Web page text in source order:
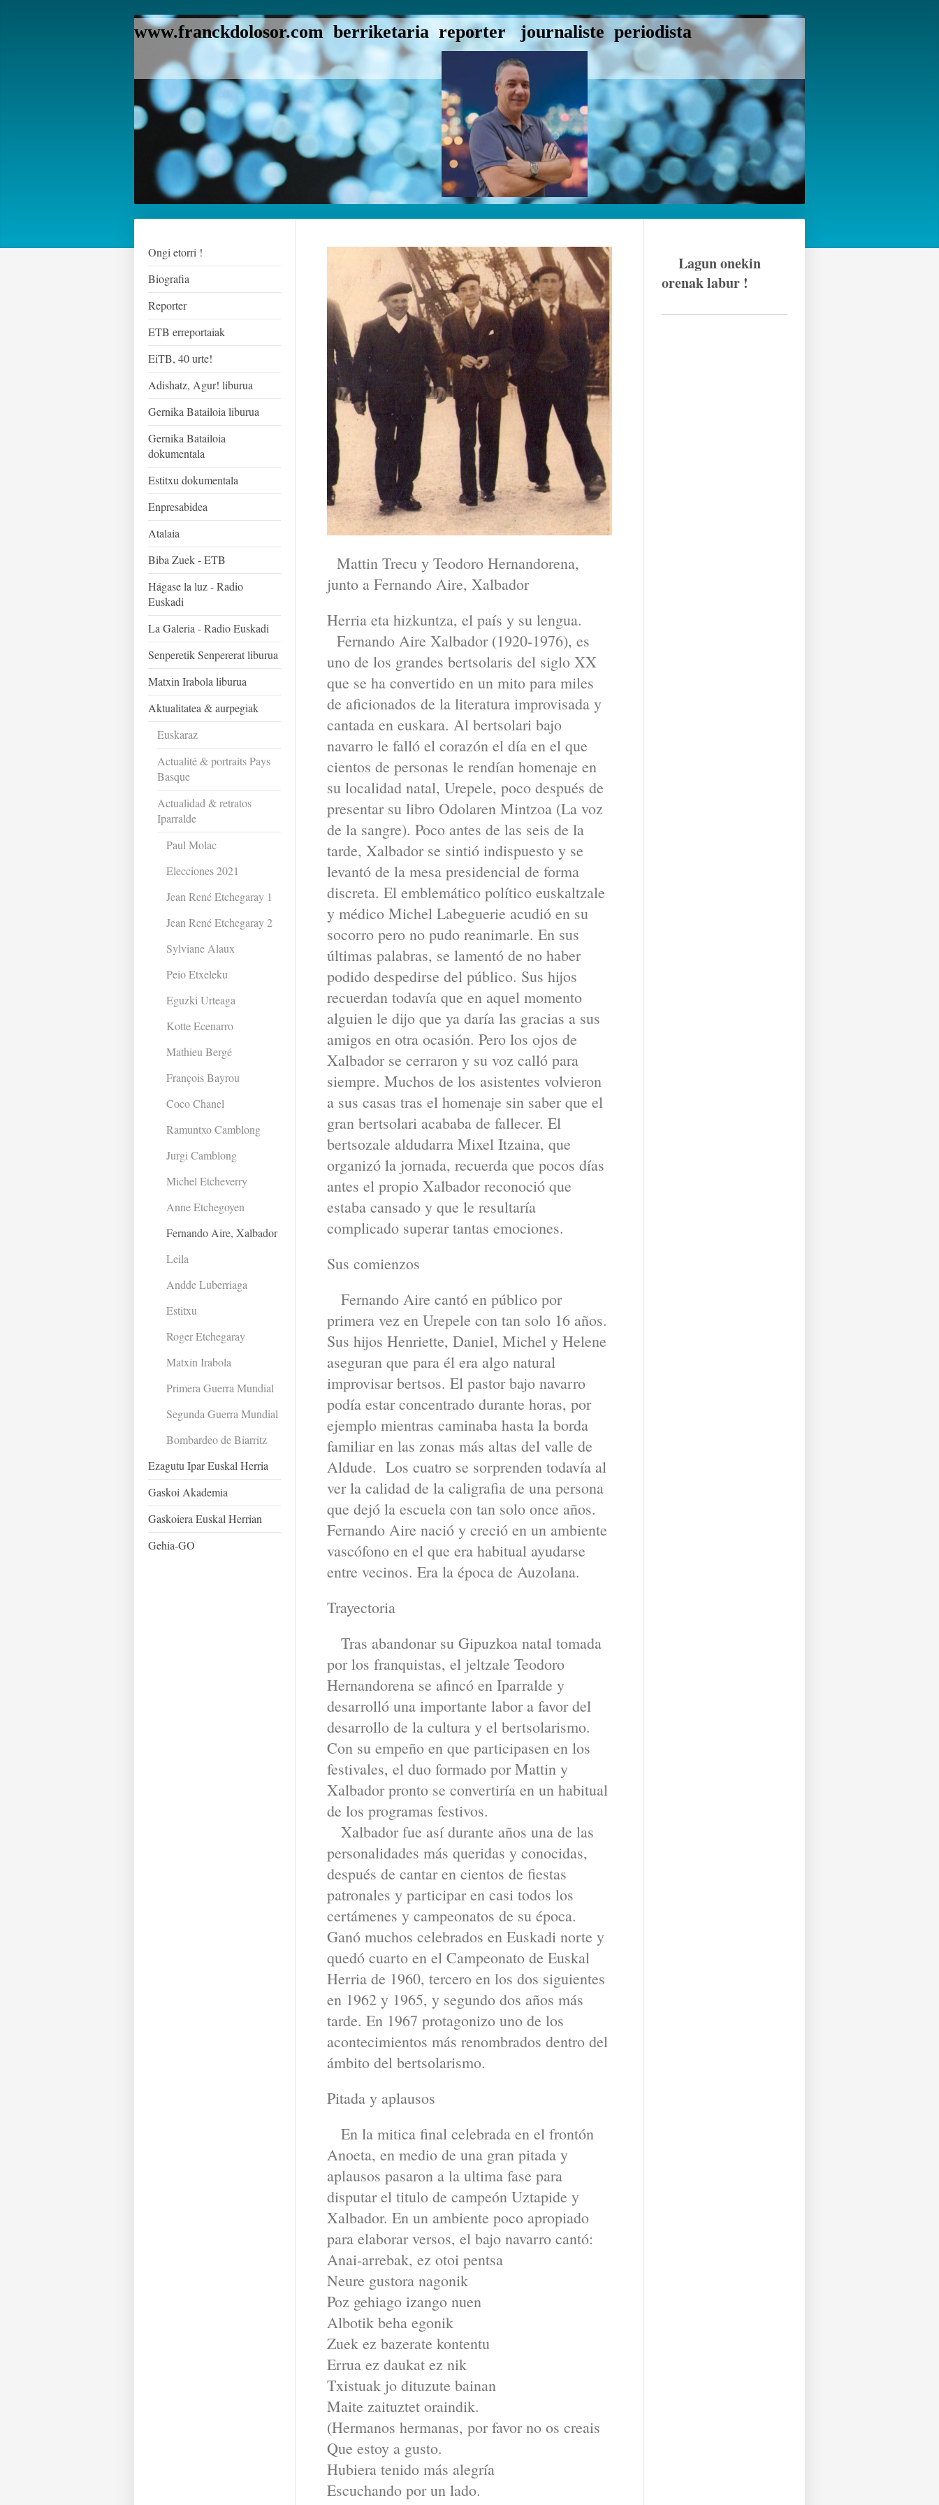
www.franckdolosor.com berriketaria reporter journaliste periodista
Ongi etorri !
Biografia
Reporter
ETB erreportaiak
EiTB, 40 urte!
Adishatz, Agur! liburua
Gernika Batailoia liburua
Gernika Batailoia
dokumentala
Estitxu dokumentala
Enpresabidea
Atalaia
Biba Zuek - ETB
Hágase la luz - Radio
Euskadi
La Galeria - Radio Euskadi
Senperetik Senpererat liburua
Matxin Irabola liburua
Aktualitatea & aurpegiak
Euskaraz
Actualité & portraits Pays
Basque
Actualidad & retratos
Iparralde
Paul Molac
Elecciones 2021
Jean René Etchegaray 1
Jean René Etchegaray 2
Sylviane Alaux
Peio Etxeleku
Eguzki Urteaga
Kotte Ecenarro
Mathieu Bergé
François Bayrou
Coco Chanel
Ramuntxo Camblong
Jurgi Camblong
Michel Etcheverry
Anne Etchegoyen
Fernando Aire, Xalbador
Leila
Andde Luberriaga
Estitxu
Roger Etchegaray
Matxin Irabola
Primera Guerra Mundial
Segunda Guerra Mundial
Bombardeo de Biarritz
Ezagutu Ipar Euskal Herria
Gaskoi Akademia
Gaskoiera Euskal Herrian
Gehia-GO
Mattin Trecu y Teodoro Hernandorena,
junto a Fernando Aire, Xalbador
Herria eta hizkuntza, el país y su lengua.
Fernando Aire Xalbador (1920-1976), es
uno de los grandes bertsolaris del siglo XX
que se ha convertido en un mito para miles
de aficionados de la literatura improvisada y
cantada en euskara. Al bertsolari bajo
navarro le falló el corazón el día en el que
cientos de personas le rendían homenaje en
su localidad natal, Urepele, poco después de
presentar su libro Odolaren Mintzoa (La voz
de la sangre). Poco antes de las seis de la
tarde, Xalbador se sintió indispuesto y se
levantó de la mesa presidencial de forma
discreta. El emblemático político euskaltzale
y médico Michel Labeguerie acudió en su
socorro pero no pudo reanimarle. En sus
últimas palabras, se lamentó de no haber
podido despedirse del público. Sus hijos
recuerdan todavía que en aquel momento
alguien le dijo que ya daría las gracias a sus
amigos en otra ocasión. Pero los ojos de
Xalbador se cerraron y su voz calló para
siempre. Muchos de los asistentes volvieron
a sus casas tras el homenaje sin saber que el
gran bertsolari acababa de fallecer. El
bertsozale aldudarra Mixel Itzaina, que
organizó la jornada, recuerda que pocos días
antes el propio Xalbador reconoció que
estaba cansado y que le resultaría
complicado superar tantas emociones.
Sus comienzos
Fernando Aire cantó en público por
primera vez en Urepele con tan solo 16 años.
Sus hijos Henriette, Daniel, Michel y Helene
aseguran que para él era algo natural
improvisar bertsos. El pastor bajo navarro
podía estar concentrado durante horas, por
ejemplo mientras caminaba hasta la borda
familiar en las zonas más altas del valle de
Aldude. Los cuatro se sorprenden todavía al
ver la calidad de la caligrafia de una persona
que dejó la escuela con tan solo once años.
Fernando Aire nació y creció en un ambiente
vascófono en el que era habitual ayudarse
entre vecinos. Era la época de Auzolana.
Trayectoria
Tras abandonar su Gipuzkoa natal tomada
por los franquistas, el jeltzale Teodoro
Hernandorena se afincó en Iparralde y
desarrolló una importante labor a favor del
desarrollo de la cultura y el bertsolarismo.
Con su empeño en que participasen en los
festivales, el duo formado por Mattin y
Xalbador pronto se convertiría en un habitual
de los programas festivos.
Xalbador fue así durante años una de las
personalidades más queridas y conocidas,
después de cantar en cientos de fiestas
patronales y participar en casi todos los
certámenes y campeonatos de su época.
Ganó muchos celebrados en Euskadi norte y
quedó cuarto en el Campeonato de Euskal
Herria de 1960, tercero en los dos siguientes
en 1962 y 1965, y segundo dos años más
tarde. En 1967 protagonizo uno de los
acontecimientos más renombrados dentro del
ámbito del bertsolarismo.
Pitada y aplausos
En la mitica final celebrada en el frontón
Anoeta, en medio de una gran pitada y
aplausos pasaron a la ultima fase para
disputar el titulo de campeón Uztapide y
Xalbador. En un ambiente poco apropiado
para elaborar versos, el bajo navarro cantó:
Anai-arrebak, ez otoi pentsa
Neure gustora nagonik
Poz gehiago izango nuen
Albotik beha egonik
Zuek ez bazerate kontentu
Errua ez daukat ez nik
Txistuak jo dituzute bainan
Maite zaituztet oraindik.
(Hermanos hermanas, por favor no os creais
Que estoy a gusto.
Hubiera tenido más alegría
Escuchando por un lado.
Lagun onekin
orenak labur !